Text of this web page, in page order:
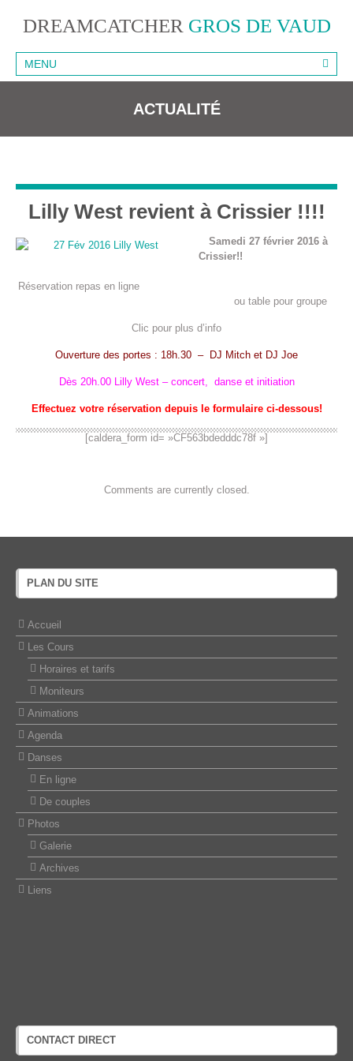
DREAMCATCHER GROS DE VAUD
MENU
ACTUALITÉ
Lilly West revient à Crissier !!!!
Samedi 27 février 2016 à
Crissier!!
Réservation repas en ligne
ou table pour groupe
Clic pour plus d’info
Ouverture des portes : 18h.30 – DJ Mitch et DJ Joe
Dès 20h.00 Lilly West – concert, danse et initiation
Effectuez votre réservation depuis le formulaire ci-dessous!
[caldera_form id= »CF563bdedddc78f »]
Comments are currently closed.
PLAN DU SITE
Accueil
Les Cours
Horaires et tarifs
Moniteurs
Animations
Agenda
Danses
En ligne
De couples
Photos
Galerie
Archives
Liens
CONTACT DIRECT